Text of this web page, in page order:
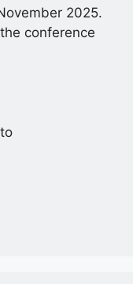
2025.
conference